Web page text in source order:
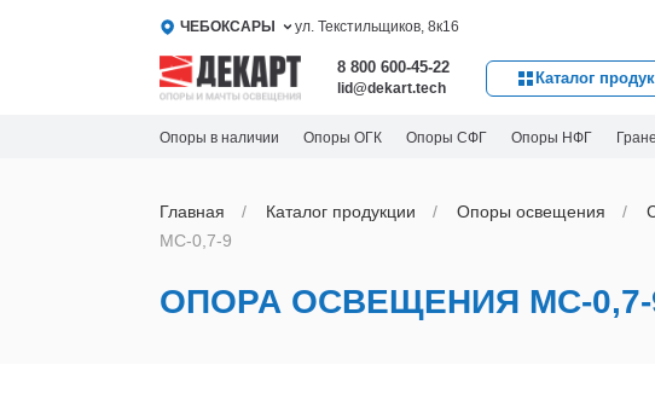
ЧЕБОКСАРЫ ул. Текстильщиков, 8к16
8 800 600-45-22
lid@dekart.tech
Каталог
Опоры в наличии Опоры ОГК Опоры СФГ Опоры НФГ
Главная Каталог продукции Oпоры oсвeщения
МС-0,7-9
ОПОРА ОСВЕЩЕНИЯ МС-0,7-